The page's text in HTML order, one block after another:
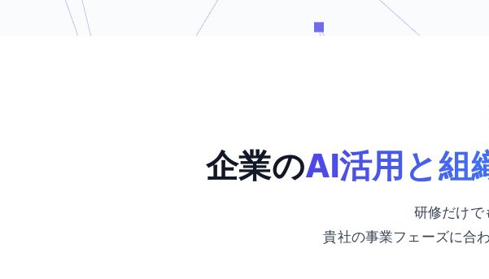
企業のAI活用と組
研修だけで
貴社の事業フェーズに合